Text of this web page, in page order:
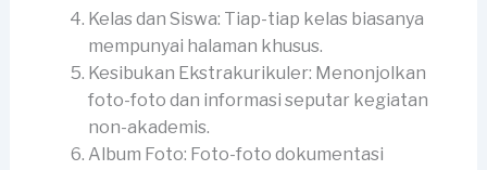
Kelas dan Siswa: Tiap-tiap kelas biasanya
mempunyai halaman khusus.
Kesibukan Ekstrakurikuler: Menonjolkan
foto-foto dan informasi seputar kegiatan
non-akademis.
Album Foto: Foto-foto dokumentasi